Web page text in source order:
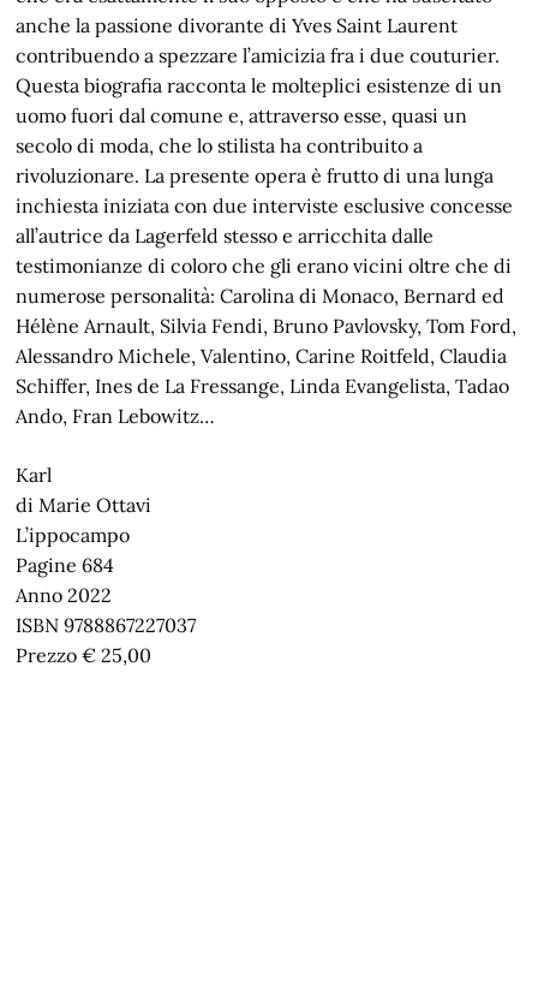
anche la passione divorante di Yves Saint Laurent
contribuendo a spezzare l’amicizia fra i due couturier.
Questa biografia racconta le molteplici esistenze di un
uomo fuori dal comune e, attraverso esse, quasi un
secolo di moda, che lo stilista ha contribuito a
rivoluzionare. La presente opera è frutto di una lunga
inchiesta iniziata con due interviste esclusive concesse
all’autrice da Lagerfeld stesso e arricchita dalle
testimonianze di coloro che gli erano vicini oltre che di
numerose personalità: Carolina di Monaco, Bernard ed
Hélène Arnault, Silvia Fendi, Bruno Pavlovsky, Tom Ford,
Alessandro Michele, Valentino, Carine Roitfeld, Claudia
Schiffer, Ines de La Fressange, Linda Evangelista, Tadao
Ando, Fran Lebowitz…
Karl
di Marie Ottavi
L’ippocampo
Pagine 684
Anno 2022
ISBN 9788867227037
Prezzo € 25,00